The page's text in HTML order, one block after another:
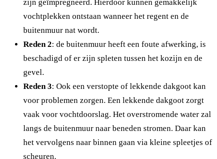
zijn geïmpregneerd. Hierdoor kunnen gemakkelijk
vochtplekken ontstaan wanneer het regent en de
buitenmuur nat wordt.
Reden 2: de buitenmuur heeft een foute afwerking, is
beschadigd of er zijn spleten tussen het kozijn en de
gevel.
Reden 3: Ook een verstopte of lekkende dakgoot kan
voor problemen zorgen. Een lekkende dakgoot zorgt
vaak voor vochtdoorslag. Het overstromende water zal
langs de buitenmuur naar beneden stromen. Daar kan
het vervolgens naar binnen gaan via kleine spleetjes of
scheuren.